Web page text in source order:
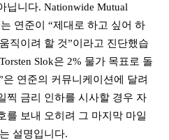
닙니다. Nationwide Mutual
연준이 “제대로 하고 싶어 하
직이려 할 것”이라고 진단했습
Slok은 2% 물가 목표로 돌
연준의 커뮤니케이션에 달려
찍 금리 인하를 시사할 경우 자
를 보내 오히려 그 마지막 마일
설명입니다.